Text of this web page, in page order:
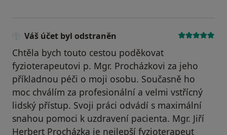
Váš účet byl odstraněn
Chtěla bych touto cestou poděkovat
fyzioterapeutovi p. Mgr. Procházkovi za jeho
příkladnou péči o moji osobu. Současně ho
moc chválím za profesionální a velmi vstřícný
lidský přístup. Svoji práci odvádí s maximální
snahou pomoci k uzdravení pacienta. Mgr. Jiří
Herbert Procházka je nejlepší fyzioterapeut